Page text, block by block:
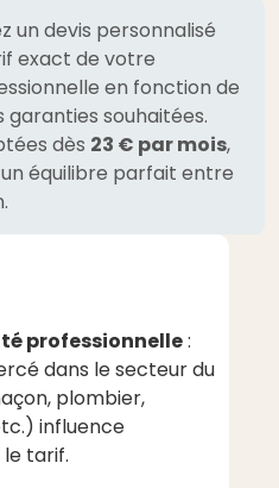
un devis personnalisé
exact de votre
en fonction de
souhaitées.
dès 23 € par mois,
équilibre parfait entre
professionnelle:
dans le secteur du
plombier,
influence
tarif.